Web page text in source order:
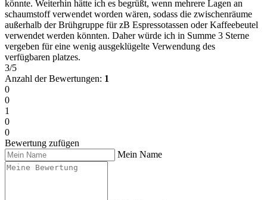
könnte. Weiterhin hätte ich es begrüßt, wenn mehrere Lagen an
schaumstoff verwendet worden wären, sodass die zwischenräume
außerhalb der Brühgruppe für zB Espressotassen oder Kaffeebeutel
verwendet werden könnten. Daher würde ich in Summe 3 Sterne
vergeben für eine wenig ausgeklügelte Verwendung des
verfügbaren platzes.
3/5
Anzahl der Bewertungen: 1
0
0
1
0
0
Bewertung zufügen
Mein Name